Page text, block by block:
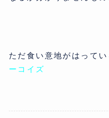
ただ食い意地がはっ
ーコイズ